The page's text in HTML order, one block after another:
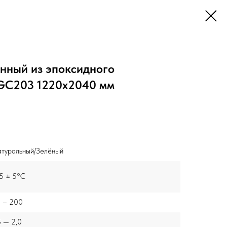
из эпоксидного
1220x2040 мм
Зелёный
± 5°C
– 200
— 2,0